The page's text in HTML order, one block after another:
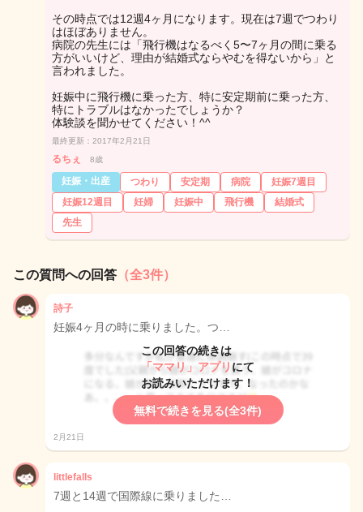
その時点では12週4ヶ月になります。現在は7週でつわり
はほぼありません。
病院の先生には「飛行機はなるべく5〜7ヶ月の間に乗る
方がいいけど、理由が結婚式ならやむを得ないから」と
言われました。
妊娠中に飛行機に乗った方、特に安定期前に乗った方、
特にトラブルはなかったでしょうか？
体験談を聞かせてください！^^
最終更新：2017年2月21日
るちぇ 8歳
妊娠・出産 つわり 安定期 病院
妊娠7週目
妊娠12週目
妊婦 妊娠中 飛行機
結婚式
先生
この質問への回答 （全3件）
詩子
妊娠4ヶ月の時に乗りました。つ…
この回答の続きは
「ママリ」アプリ にて
お読みいただけます！
無料で続きを見る(全3件)
2月21日
littlefalls
7週と14週で国際線に乗りました…